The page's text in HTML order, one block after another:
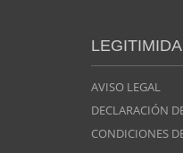
AVISO LEGAL
DECLARACIÓN
CONDICIONES